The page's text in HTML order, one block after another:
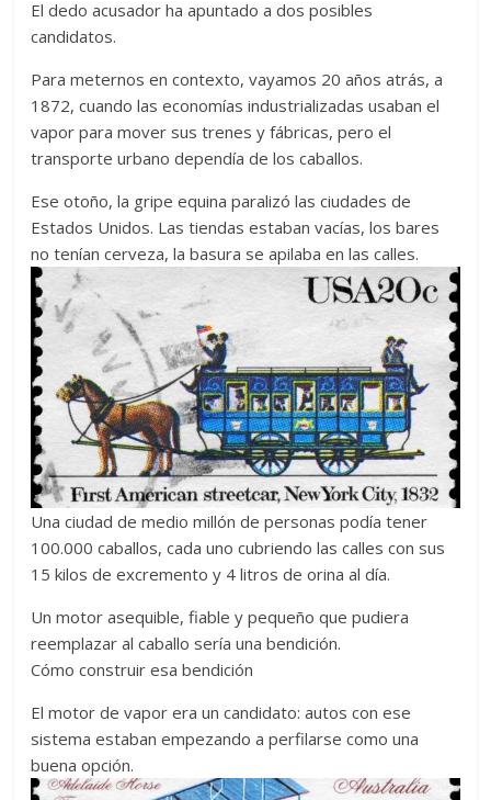
El dedo acusador ha apuntado a dos posibles
candidatos.
Para meternos en contexto, vayamos 20 años atrás, a
1872, cuando las economías industrializadas usaban el
vapor para mover sus trenes y fábricas, pero el
transporte urbano dependía de los caballos.
Ese otoño, la gripe equina paralizó las ciudades de
Estados Unidos. Las tiendas estaban vacías, los bares
no tenían cerveza, la basura se apilaba en las calles.
Una ciudad de medio millón de personas podía tener
100.000 caballos, cada uno cubriendo las calles con sus
15 kilos de excremento y 4 litros de orina al día.
Un motor asequible, fiable y pequeño que pudiera
reemplazar al caballo sería una bendición.
Cómo construir esa bendición
El motor de vapor era un candidato: autos con ese
sistema estaban empezando a perfilarse como una
buena opción.